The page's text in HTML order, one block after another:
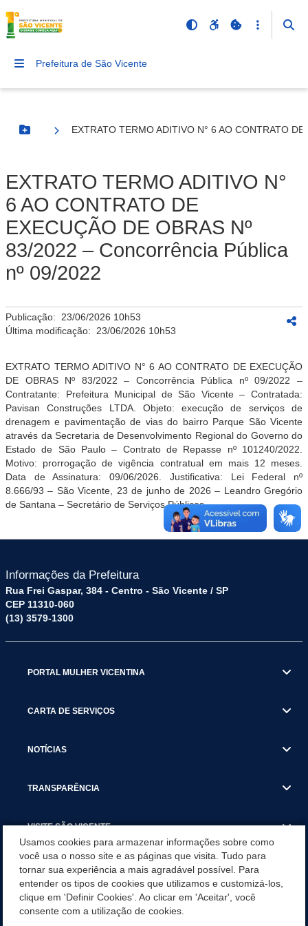
Prefeitura de São Vicente
Botão Menu
EXTRATO TERMO ADITIVO N° 6 AO CONTRATO
EXTRATO TERMO ADITIVO N°
6 AO CONTRATO DE
EXECUÇÃO DE OBRAS Nº
83/2022 – Concorrência Pública
nº 09/2022
Publicação: 23/06/2026 10h53
Última modificação: 23/06/2026 10h53
EXTRATO TERMO ADITIVO N° 6 AO CONTRATO DE EXECUÇÃO
DE OBRASNº 83/2022 – Concorrência Pública nº 09/2022 –
Contratante: Prefeitura Municipal de São Vicente – Contratada:
Pavisan Construções LTDA. Objeto:execução de serviços de
drenagem e pavimentação de vias do bairro Parque São Vicente
através da Secretaria de Desenvolvimento Regional do Governo do
Estado de São Paulo – Contrato de Repasse nº 101240/2022
Motivo: prorrogação de vigência contratual em mais 12 meses
Data de Assinatura:09/06/2026
Justificativa: Lei Federal nº
8.666/93 – São Vicente, 23 de junhode 2026 – Leandro Gregório
de Santana – Secretário de Serviços Públicos.
Informações da Prefeitura
Rua Frei Gaspar, 384 - Centro - São Vicente / SP
CEP 11310-060
(13) 3579-1300
PORTAL MULHER VICENTINA
CARTA DE SERVIÇOS
NOTÍCIAS
TRANSPARÊNCIA
VISITE SÃO VICENTE
SÃO VICENTE REFORÇA REDE DE PROTEÇÃO ÀS MULHERES
DURANTE O AGOSTO LILÁS COM AÇÕES DE
CONSCIENTIZAÇÃO E ACOLHIMENTO
Usamos cookies para armazenar informações sobre como
você usa o nosso site e as páginas que visita. Tudo para
tornar sua experiência a mais agradável possível. Para
entender os tipos de cookies que utilizamos e customizá-los,
clique em 'Definir Cookies'. Ao clicar em 'Aceitar', você
consente com a utilização de cookies.